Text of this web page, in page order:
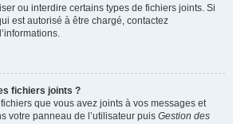
ou interdire certains types de fichiers joints. Si
est autorisé à être chargé, contactez
fichiers joints ?
que vous avez joints à vos messages et
votre panneau de l’utilisateur puis Gestion des